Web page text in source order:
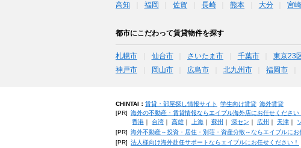
高知
福岡 佐賀 長崎 熊本 大分 宮崎
都市にこだわって賃貸物件を探す
札幌市 仙台市 さいたま市 千葉市 東京23
神戸市
岡山市 広島市 北九州市 福岡市
CHINTAI： 賃貸・部屋探し情報サイト 学生向け賃貸 海外賃貸
[PR] 海外の不動産・賃貸情報ならエイブル海外店にお任せください
香港｜ 台湾｜ 高雄｜ 上海｜ 蘇州 ｜ 深セン ｜ 広州 ｜ 天津｜
[PR] 海外不動産～投資・居住・別荘・資産分散～ならエイブルにお
[PR] 法人様向け海外赴任サポートならエイブルにお任せください！